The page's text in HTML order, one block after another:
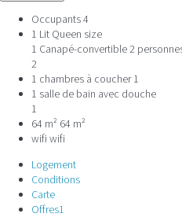
Occupants4
1 Lit Queen size
1 Canapé-convertible 2
2
1 chambres à coucher 1
1 salle de bain avec douche
1
64 m² 64 m²
wifi wifi
Logement
Conditions
Carte
Offres1